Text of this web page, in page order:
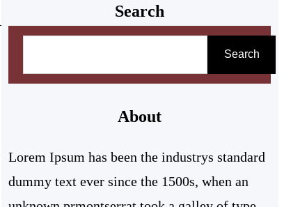
Search
Search
About
Lorem Ipsum has been the industrys standard
dummy text ever since the 1500s, when an